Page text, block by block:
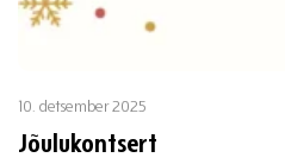
10. detsember 2025
Jõulukontsert